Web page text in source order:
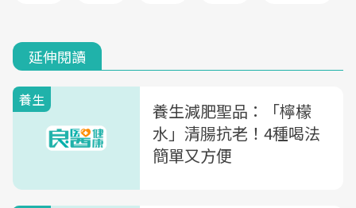
延伸閱讀
養生
養生減肥聖品：「檸檬
水」清腸抗老！4種喝法
簡單又方便